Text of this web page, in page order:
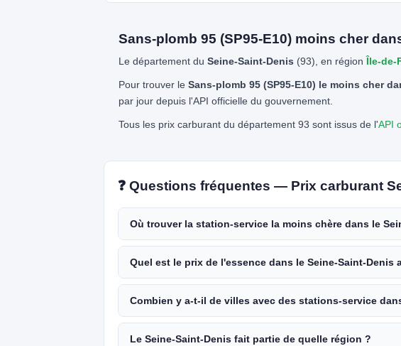
Sans-plomb 95 (SP95-E10) moins cher
Le département du Seine-Saint-Denis (93), en région Île-de-
Pour trouver le Sans-plomb 95 (SP95-E10) le moins cher
par jour depuis l'API officielle du gouvernement.
Tous les prix carburant du département 93 sont issus de l'API
❓ Questions fréquentes — Prix carburant
Où trouver la station-service la moins chère dans le
Quel est le prix de l'essence dans le Seine-Saint-Denis
Combien y a-t-il de villes avec des stations-service
Le Seine-Saint-Denis fait partie de quelle région ?